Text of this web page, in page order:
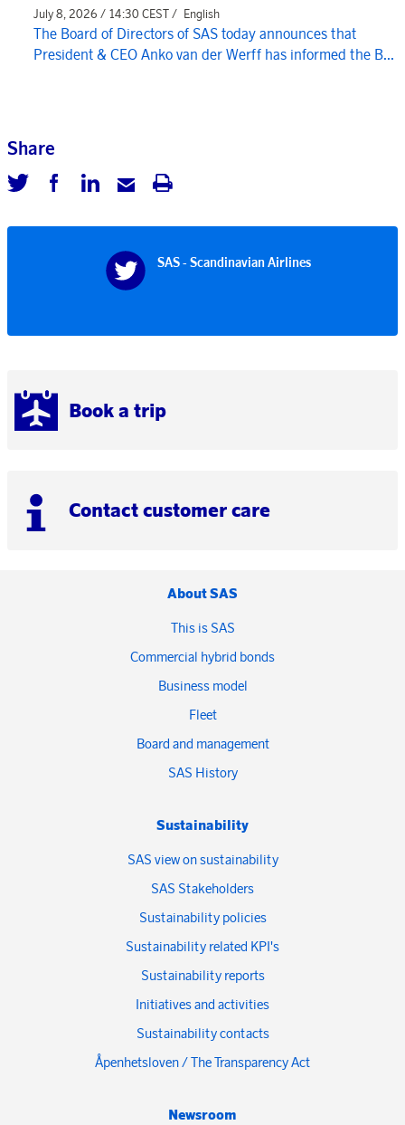
Book a trip
Contact customer care
July 8, 2026 / 14:30 CEST / English
The Board of Directors of SAS today announces that
President & CEO Anko van der Werff has informed the B...
Share
SAS - Scandinavian Airlines
About SAS
This is SAS
Commercial hybrid bonds
Business model
Fleet
Board and management
SAS History
Sustainability
SAS view on sustainability
SAS Stakeholders
Sustainability policies
Sustainability related KPI's
Sustainability reports
Initiatives and activities
Sustainability contacts
Åpenhetsloven / The Transparency Act
Newsroom